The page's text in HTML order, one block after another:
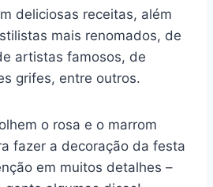
deliciosas receitas, além
mais renomados, de
artistas famosos, de
grifes, entre outros.
o rosa e o marrom
fazer a decoração da festa
em muitos detalhes –